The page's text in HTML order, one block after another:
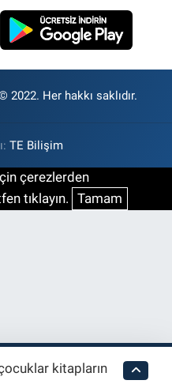
2022. Her hakkı saklıdır.
TE Bilişim
çerezlerden
tıklayın. Tamam
kitapların